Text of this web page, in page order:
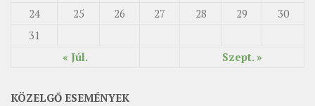
« Júl. Szept. »
24
25 26 27 28 29
30
31
KÖZELGŐ ESEMÉNYEK